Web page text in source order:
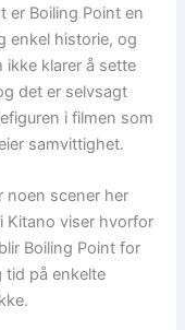
er Boiling Point en
enkel historie, og
ikke klarer å sette
det er selvsagt
i filmen som
samvittighet.
noen scener her
Kitano viser hvorfor
Boiling Point for
tid på enkelte